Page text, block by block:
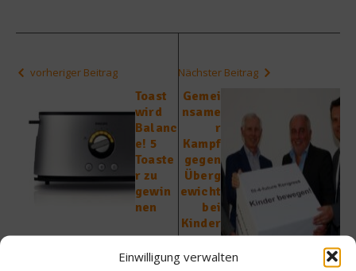
Einwilligung verwalten
vorheriger Beitrag
Toast
wird
Balanc
e! 5
Toaste
r zu
gewin
nen
Nächster Beitrag
Gemei
nsame
r
Kampf
gegen
Überg
ewicht
bei
Kinder
n